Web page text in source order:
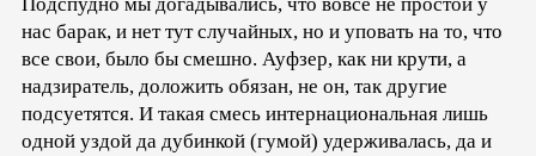
Подспудно мы догадывались, что вовсе не простой у
нас барак, и нет тут случайных, но и уповать на то, что
все свои, было бы смешно. Ауфзер, как ни крути, а
надзиратель, доложить обязан, не он, так другие
подсуетятся. И такая смесь интернациональная лишь
одной уздой да дубинкой (гумой) удерживалась, да и